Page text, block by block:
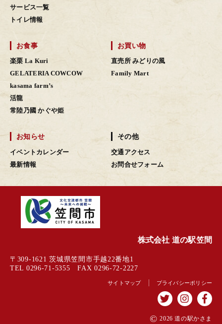
サービス一覧
トイレ情報
お食事
楽栗 La Kuri
GELATERIA COWCOW
kasama farm’s
活龍
常陸乃國 かぐや姫
お買い物
直売所 みどりの風
Family Mart
お知らせ
イベントカレンダー
最新情報
その他
交通アクセス
お問合せフォーム
株式会社 道の駅笠間
〒309-1621 茨城県笠間市手越22番地1
TEL 0296-71-5355 FAX 0296-72-2227
サイトマップ プライバシーポリシー
© 2026 道の駅かさま